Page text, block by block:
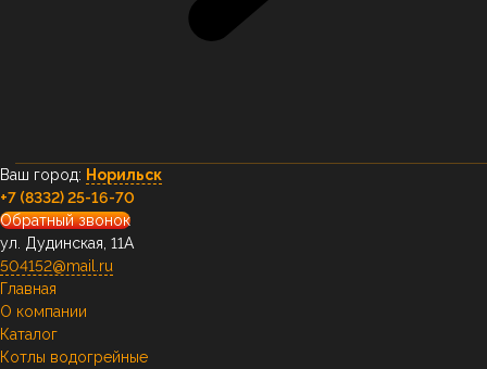
Ваш город: Норильск
+7 (8332) 25-16-70
Обратный звонок
ул. Дудинская, 11А
504152@mail.ru
Главная
О компании
Каталог
Котлы водогрейные